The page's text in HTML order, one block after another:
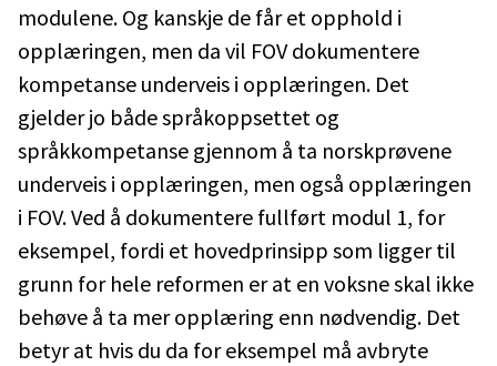
modulene. Og kanskje de får et opphold i
opplæringen, men da vil FOV dokumentere
kompetanse underveis i opplæringen. Det
gjelder jo både språkoppsettet og
språkkompetanse gjennom å ta norskprøvene
underveis i opplæringen, men også opplæringen
i FOV. Ved å dokumentere fullført modul 1, for
eksempel, fordi et hovedprinsipp som ligger til
grunn for hele reformen er at en voksne skal ikke
behøve å ta mer opplæring enn nødvendig. Det
betyr at hvis du da for eksempel må avbryte